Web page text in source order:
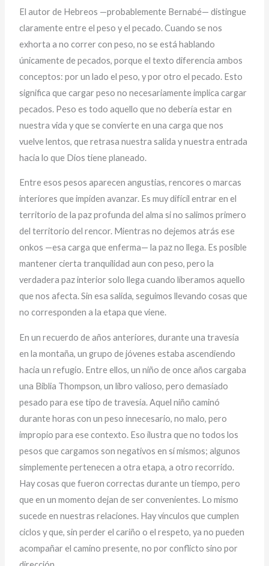
El autor de Hebreos —probablemente Bernabé— distingue
claramente entre el peso y el pecado. Cuando se nos
exhorta a no correr con peso, no se está hablando
únicamente de pecados, porque el texto diferencia ambos
conceptos: por un lado el peso, y por otro el pecado. Esto
significa que cargar peso no necesariamente implica cargar
pecados. Peso es todo aquello que no debería estar en
nuestra vida y que se convierte en una carga que nos
vuelve lentos, que retrasa nuestra salida y nuestra entrada
hacia lo que Dios tiene planeado.
Entre esos pesos aparecen angustias, rencores o marcas
interiores que impiden avanzar. Es muy difícil entrar en el
territorio de la paz profunda del alma si no salimos primero
del territorio del rencor. Mientras no dejemos atrás ese
onkos —esa carga que enferma— la paz no llega. Es posible
mantener cierta tranquilidad aun con peso, pero la
verdadera paz interior solo llega cuando liberamos aquello
que nos afecta. Sin esa salida, seguimos llevando cosas que
no corresponden a la etapa que viene.
En un recuerdo de años anteriores, durante una travesía
en la montaña, un grupo de jóvenes estaba ascendiendo
hacia un refugio. Entre ellos, un niño de once años cargaba
una Biblia Thompson, un libro valioso, pero demasiado
pesado para ese tipo de travesía. Aquel niño caminó
durante horas con un peso innecesario, no malo, pero
impropio para ese contexto. Eso ilustra que no todos los
pesos que cargamos son negativos en sí mismos; algunos
simplemente pertenecen a otra etapa, a otro recorrido.
Hay cosas que fueron correctas durante un tiempo, pero
que en un momento dejan de ser convenientes. Lo mismo
sucede en nuestras relaciones. Hay vínculos que cumplen
ciclos y que, sin perder el cariño o el respeto, ya no pueden
acompañar el camino presente, no por conflicto sino por